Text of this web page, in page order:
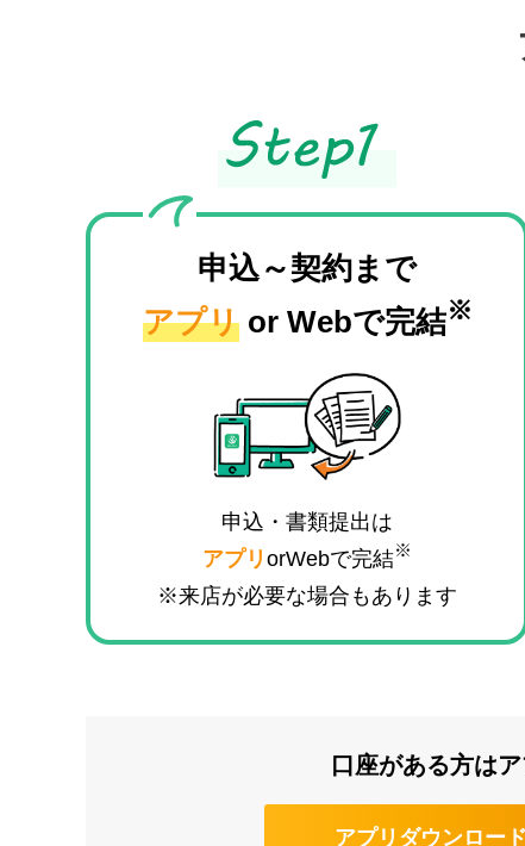
申込～契約まで
アプリor Webで完結※
申込・書類提出は
アプリ orWebで完結※
※来店が必要な場合もあります
口座がある方は
アプリダウンロード